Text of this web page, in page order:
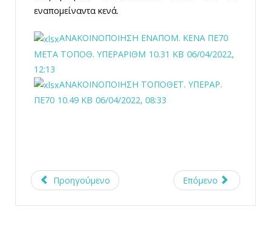
εναπομείναντα κενά.
ΑΝΑΚΟΙΝΟΠΟΙΗΣΗ ΕΝΑΠΟΜ. ΚΕΝΑ ΠΕ70
ΜΕΤΑ ΤΟΠΟΘ. ΥΠΕΡΑΡΙΘΜ 10.31 KB 06/04/2022,
12:13
ΑΝΑΚΟΙΝΟΠΟΙΗΣΗ ΤΟΠΟΘΕΤ. ΥΠΕΡΑΡ.
ΠΕ70 10.49 KB 06/04/2022, 08:33
Προηγούμενο Επόμενο